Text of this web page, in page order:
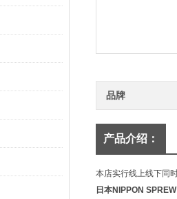
品牌
产品介绍：
本店实行线上线下同
日本NIPPON